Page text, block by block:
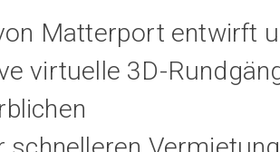
Matterport entwirft
virtuelle 3D-